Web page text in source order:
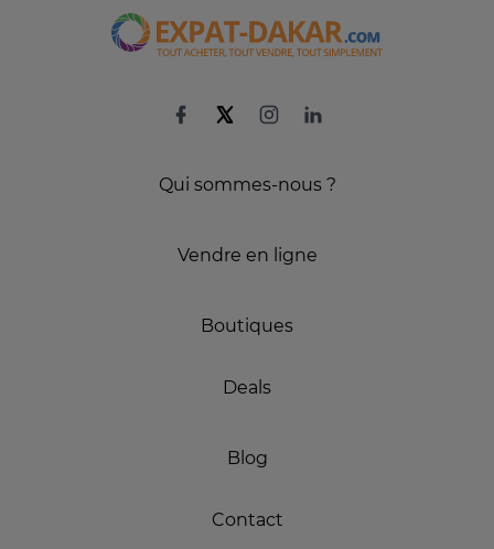
Qui sommes-nous ?
Vendre en ligne
Boutiques
Deals
Blog
Contact